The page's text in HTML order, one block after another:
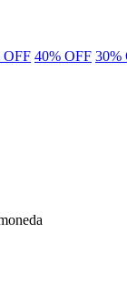
OFF 40% OFF 30%